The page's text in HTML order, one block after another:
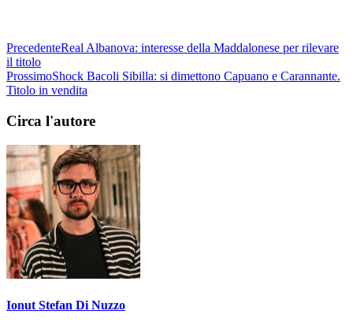
PrecedenteReal Albanova: interesse della Maddalonese per rilevare
il titolo
ProssimoShock Bacoli Sibilla: si dimettono Capuano e Carannante.
Titolo in vendita
Circa l'autore
Ionut Stefan Di Nuzzo